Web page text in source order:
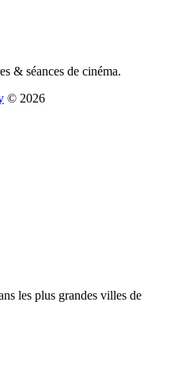
& séances de cinéma.
© 2026
les plus grandes villes de